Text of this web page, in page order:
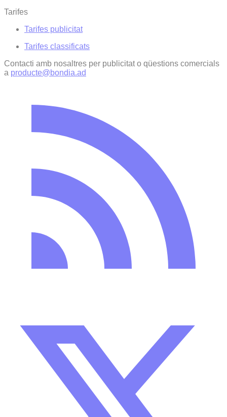
Tarifes
Tarifes publicitat
Tarifes classificats
Contacti amb nosaltres per publicitat o qüestions comercials
a producte@bondia.ad